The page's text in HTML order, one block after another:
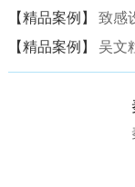
【精品案例】
致感
【精品案例】
吴文